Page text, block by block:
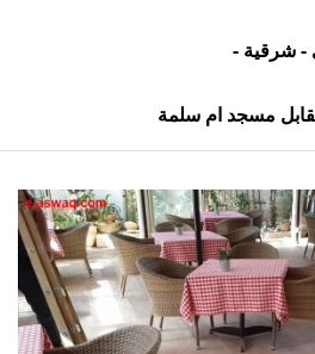
- شرقية -
مسجد ام سلمة